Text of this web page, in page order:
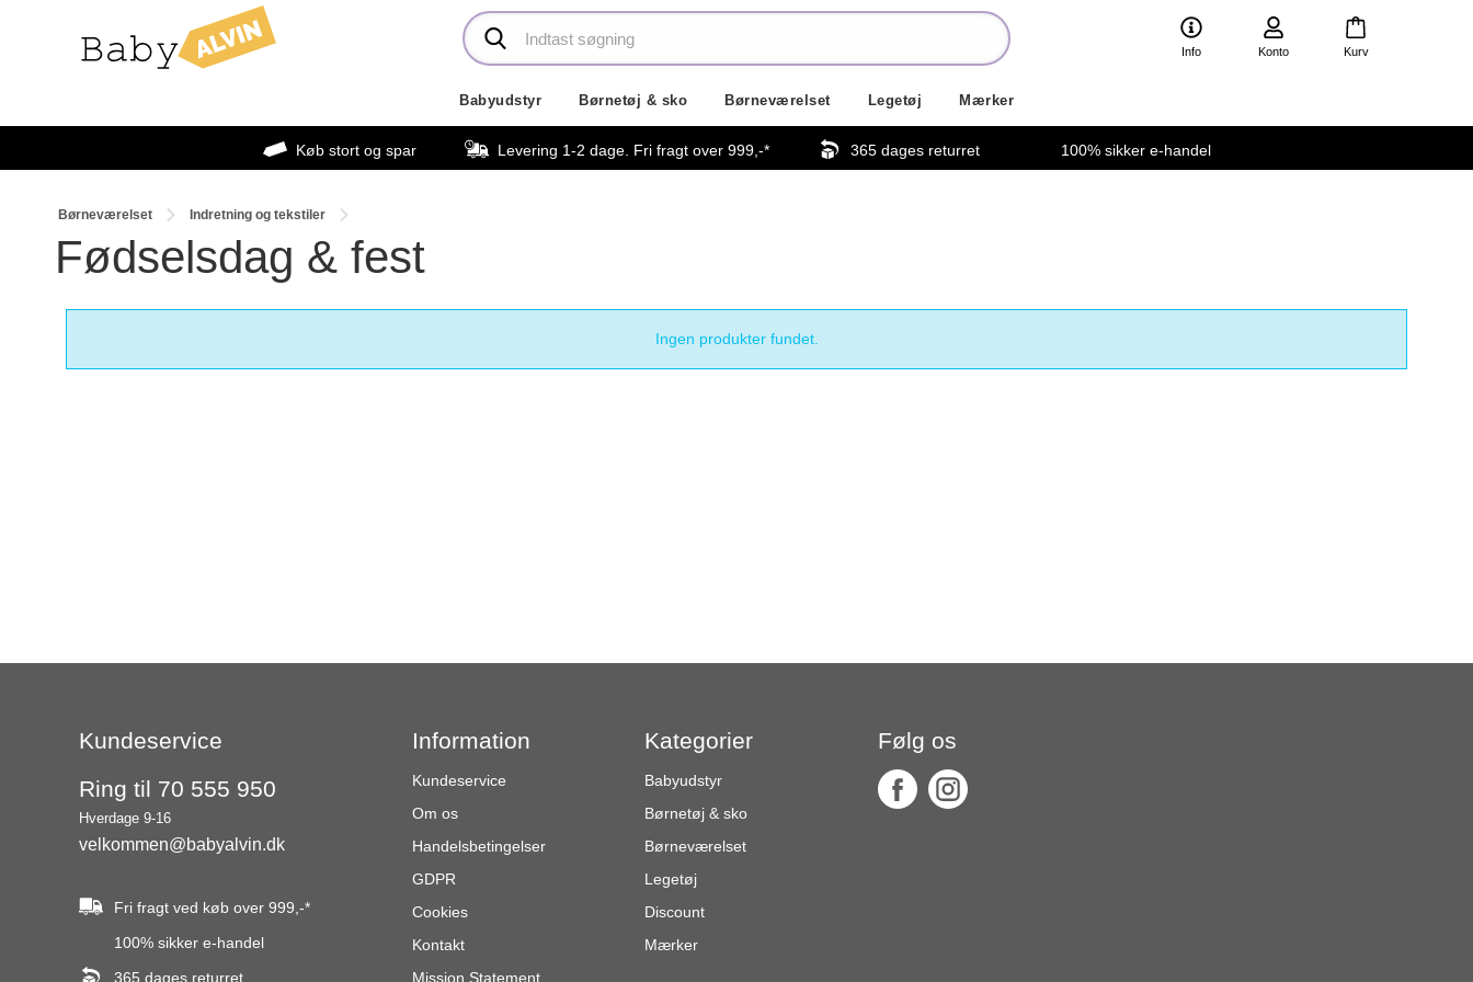
Info Konto Kurv
Babyudstyr Børnetøj & sko Børneværelset Legetøj Mærker
Køb stort og spar Levering 1-2 dage. Fri fragt over 999,-* 365 dages returret 100% sikker e-handel
Børneværelset Indretning og tekstiler
Fødselsdag & fest
Ingen produkter fundet.
Kundeservice
Ring til 70 555 950
Hverdage 9-16
velkommen@babyalvin.dk
Fri fragt ved køb over 999,-*
100% sikker e-handel
365 dages returret
Information
Kundeservice
Om os
Handelsbetingelser
GDPR
Cookies
Kontakt
Mission Statement
Kategorier
Babyudstyr
Børnetøj & sko
Børneværelset
Legetøj
Discount
Mærker
Følg os